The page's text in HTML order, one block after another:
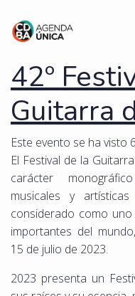
42º
Guitarra
Este evento se ha visto
El Festival de la
carácter
musicales y
considerado como
importantes del
15 de julio de 2023.
2023 presenta un